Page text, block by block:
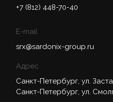
+7 (812) 448-70-40
E-mail
srx@sardonix-group.ru
Адрес
Санкт-Петербург, ул.
Санкт-Петербург, ул.